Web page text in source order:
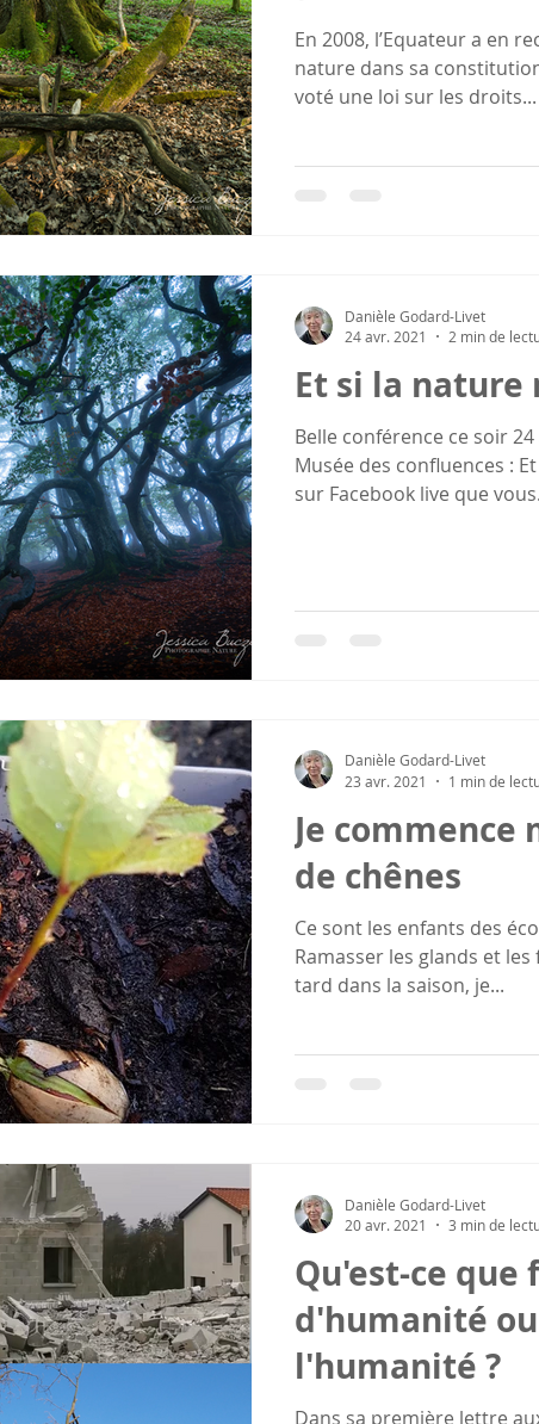
En 2008, l’Equateur a en reconnu les droits de la
nature dans sa
voté une loi sur les droits...
Et si la nature
Belle conférence ce soir
Musée des confluences :
sur Facebook live que
Danièle Godard-Livet
24 avr. 2021
2 min de
Je commence
de chênes
Ce sont les enfants des
Ramasser les glands et
tard dans la saison, je...
Danièle Godard-Livet
23 avr. 2021
1 min de
Qu'est-ce que
d'humanité
l'humanité ?
Dans sa première lettre
Danièle Godard-Livet
20 avr. 2021
3 min de